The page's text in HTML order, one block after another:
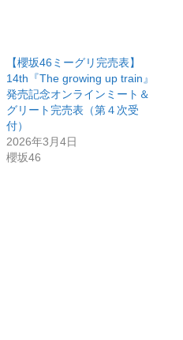
【櫻坂46ミーグリ完売表】
14th『The growing up train』
発売記念オンラインミート＆
グリート完売表（第４次受
付）
2026年3月4日
櫻坂46